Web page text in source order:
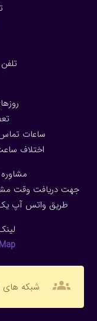
ساعات تماس: 10 شب تا 5 صبح به وقت
اختلاف ساعت
جهت دریافت وقت
طریق واتس آپ یک
groups شبکه های